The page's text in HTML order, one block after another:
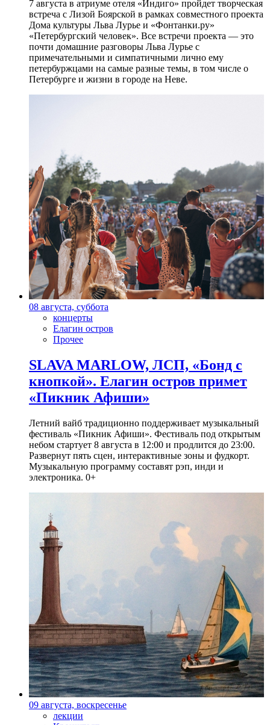
7 августа в атриуме отеля «Индиго» пройдет творческая
встреча с Лизой Боярской в рамках совместного проекта
Дома культуры Льва Лурье и «Фонтанки.ру»
«Петербургский человек». Все встречи проекта — это
почти домашние разговоры Льва Лурье с
примечательными и симпатичными лично ему
петербуржцами на самые разные темы, в том числе о
Петербурге и жизни в городе на Неве.
08 августа, суббота
концерты
Елагин остров
Прочее
SLAVA MARLOW, ЛСП, «Бонд с
кнопкой». Елагин остров примет
«Пикник Афиши»
Летний вайб традиционно поддерживает музыкальный
фестиваль «Пикник Афиши». Фестиваль под открытым
небом стартует 8 августа в 12:00 и продлится до 23:00.
Развернут пять сцен, интерактивные зоны и фудкорт.
Музыкальную программу составят рэп, инди и
электроника. 0+
09 августа, воскресенье
лекции